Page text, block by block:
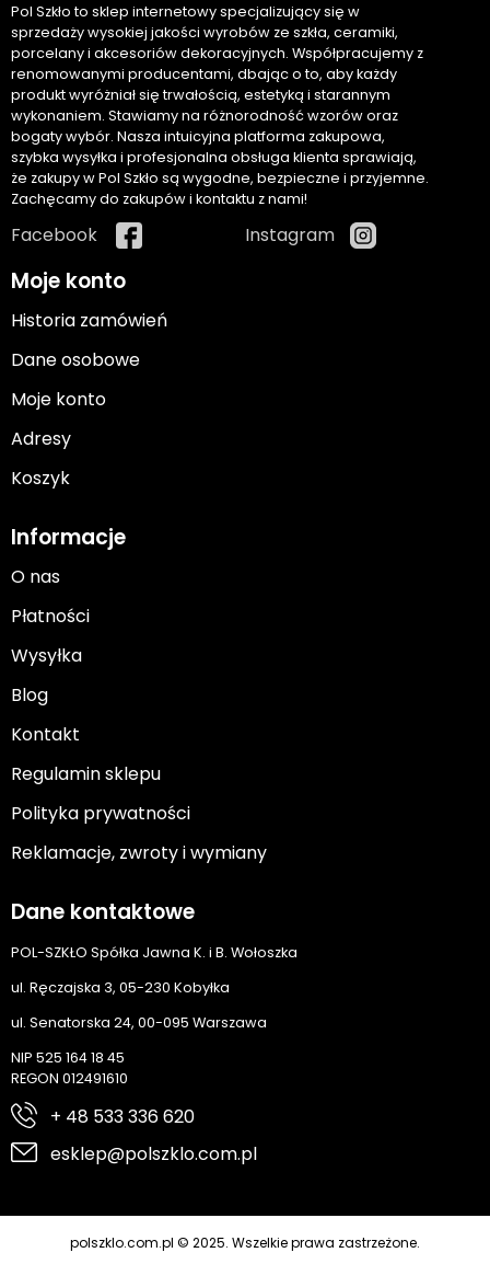
Pol Szkło to sklep internetowy specjalizujący się w
sprzedaży wysokiej jakości wyrobów ze szkła, ceramiki,
porcelany i akcesoriów dekoracyjnych. Współpracujemy z
renomowanymi producentami, dbając o to, aby każdy
produkt wyróżniał się trwałością, estetyką i starannym
wykonaniem. Stawiamy na różnorodność wzorów oraz
bogaty wybór. Nasza intuicyjna platforma zakupowa,
szybka wysyłka i profesjonalna obsługa klienta sprawiają,
że zakupy w Pol Szkło są wygodne, bezpieczne i przyjemne.
Zachęcamy do zakupów i kontaktu z nami!
Facebook Instagram
Moje konto
Historia zamówień
Dane osobowe
Moje konto
Adresy
Koszyk
Informacje
O nas
Płatności
Wysyłka
Blog
Kontakt
Regulamin sklepu
Polityka prywatności
Reklamacje, zwroty i wymiany
Dane kontaktowe
POL-SZKŁO Spółka Jawna K. i B. Wołoszka
ul. Ręczajska 3, 05-230 Kobyłka
ul. Senatorska 24, 00-095 Warszawa
NIP 525 164 18 45
REGON 012491610
+ 48 533 336 620
esklep@polszklo.com.pl
polszklo.com.pl © 2025. Wszelkie prawa zastrzeżone.